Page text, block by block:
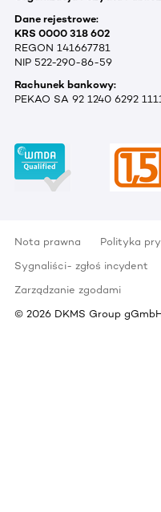
Dane rejestrowe:
KRS 0000 318 602
REGON 141667781
NIP 522-290-86-59
Rachunek bankowy:
PEKAO SA 92 1240 6292
Nota prawna Polityka
Sygnaliści- zgłoś incydent
Zarządzanie zgodami
© 2026 DKMS Group